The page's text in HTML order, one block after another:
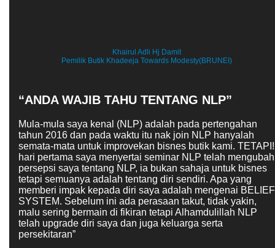
Khairul Adli Hj Damit
Pemilik Butik Khadeeja Towards Modesty(BRUNEI)
“ANDA WAJIB TAHU TENTANG NLP”
Mula-mula saya kenal (NLP) adalah pada pertengahan
tahun 2016 dan pada waktu itu nak join NLP hanyalah
semata-mata untuk improvekan bisnes butik kami. TETAPI!
hari pertama saya menyertai seminar NLP telah mengubah
persepsi saya tentang NLP, ia bukan sahaja untuk bisnes
tetapi semuanya adalah tentang diri sendiri. Apa yang
memberi impak kepada diri saya adalah mengenai BELIEF
SYSTEM. Sebelum ini ada perasaan takut, tidak yakin,
malu sering bermain di fikiran tetapi Alhamdulillah NLP
telah upgrade diri saya dan juga keluarga serta
persekitaran”